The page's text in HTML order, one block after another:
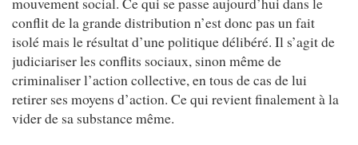
conflit de la grande distribution n’est donc pas un fait
isolé mais le résultat d’une politique délibéré. Il s’agit de
judiciariser les conflits sociaux, sinon même de
criminaliser l’action collective, en tous de cas de lui
retirer ses moyens d’action. Ce qui revient finalement à la
vider de sa substance même.